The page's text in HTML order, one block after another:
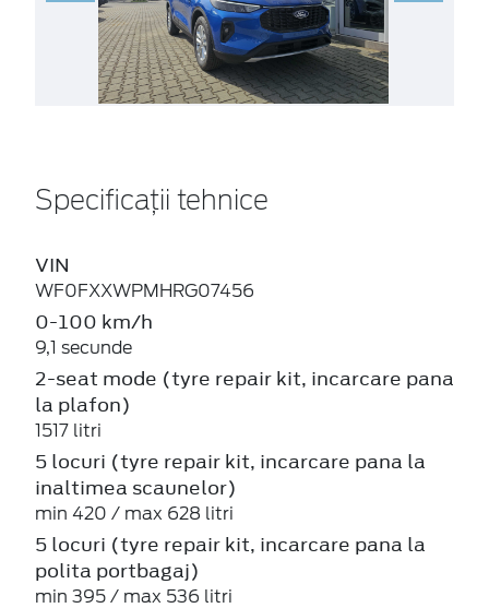
Specificații tehnice
VIN
WF0FXXWPMHRG07456
0-100 km/h
9,1 secunde
2-seat mode (tyre repair kit, incarcare pana
la plafon)
1517 litri
5 locuri (tyre repair kit, incarcare pana la
inaltimea scaunelor)
min 420 / max 628 litri
5 locuri (tyre repair kit, incarcare pana la
polita portbagaj)
min 395 / max 536 litri